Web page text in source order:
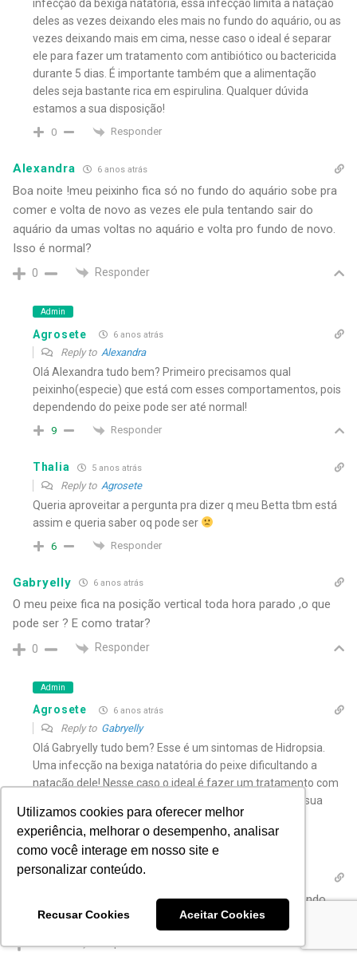
Utilizamos cookies para oferecer melhor
experiência, melhorar o desempenho, analisar
como você interage em nosso site e
personalizar conteúdo.
Recusar Cookies Aceitar Cookies
infecção da bexiga natatória, essa infecção limita a natação
deles as vezes deixando eles mais no fundo do aquário, ou as
vezes deixando mais em cima, nesse caso o ideal é separar
ele para fazer um tratamento com antibiótico ou bactericida
durante 5 dias. É importante também que a alimentação
deles seja bastante rica em espirulina. Qualquer dúvida
estamos a sua disposição!
0 Responder
Alexandra 6 anos atrás
Boa noite !meu peixinho fica só no fundo do aquário sobe pra
comer e volta de novo as vezes ele pula tentando sair do
aquário da umas voltas no aquário e volta pro fundo de novo.
Isso é normal?
0 Responder
Admin
Agrosete 6 anos atrás
Reply to Alexandra
Olá Alexandra tudo bem? Primeiro precisamos qual
peixinho(especie) que está com esses comportamentos, pois
dependendo do peixe pode ser até normal!
9 Responder
Thalia 5 anos atrás
Reply to Agrosete
Queria aproveitar a pergunta pra dizer q meu Betta tbm está
assim e queria saber oq pode ser
6 Responder
Gabryelly 6 anos atrás
O meu peixe fica na posição vertical toda hora parado ,o que
pode ser ? E como tratar?
0 Responder
Admin
Agrosete 6 anos atrás
Reply to Gabryelly
Olá Gabryelly tudo bem? Esse é um sintomas de Hidropsia.
Uma infecção na bexiga natatória do peixe dificultando a
natação dele! Nesse caso o ideal é fazer um tratamento com
antibiótico durante 5 dias! Qualquer dúvida estamos a sua
disposição!
Maya
Meu peixinho só fica do fundo do aquário , não tá comendo
direito e com a barriga pra cima
0 Responder